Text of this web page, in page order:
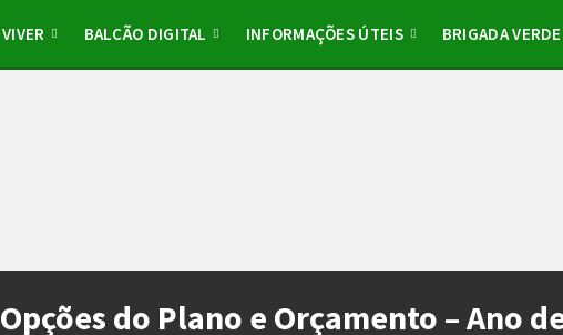
VIVER BALCÃO DIGITAL INFORMAÇÕES ÚTEIS BRIGADA VERDE
Opções do Plano e Orçamento – Ano